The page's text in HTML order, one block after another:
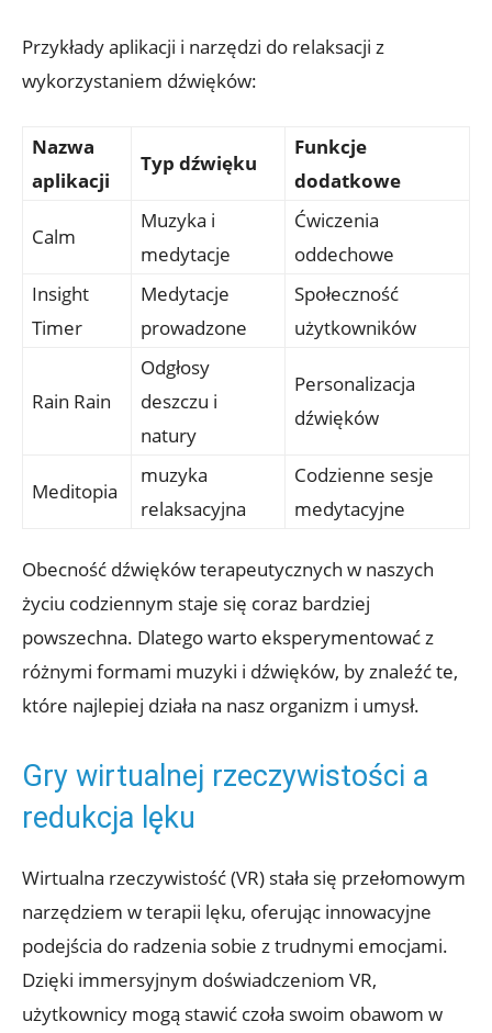
Przykłady aplikacji i narzędzi do relaksacji z
wykorzystaniem dźwięków:
Nazwa
aplikacji
Typ dźwięku
Funkcje
dodatkowe
Calm
Muzyka i
medytacje
Ćwiczenia
oddechowe
Insight
Timer
Medytacje
prowadzone
Społeczność
użytkowników
Rain Rain
Odgłosy
deszczu i
natury
Personalizacja
dźwięków
Meditopia
muzyka
relaksacyjna
Codzienne sesje
medytacyjne
Obecność dźwięków terapeutycznych w naszych
życiu codziennym staje się coraz bardziej
powszechna. Dlatego warto eksperymentować z
różnymi formami muzyki i dźwięków, by znaleźć te,
które najlepiej działa na nasz organizm i umysł.
Gry wirtualnej rzeczywistości a
redukcja lęku
Wirtualna rzeczywistość (VR) stała się przełomowym
narzędziem w terapii lęku, oferując innowacyjne
podejścia do radzenia sobie z trudnymi emocjami.
Dzięki immersyjnym doświadczeniom VR,
użytkownicy mogą stawić czoła swoim obawom w